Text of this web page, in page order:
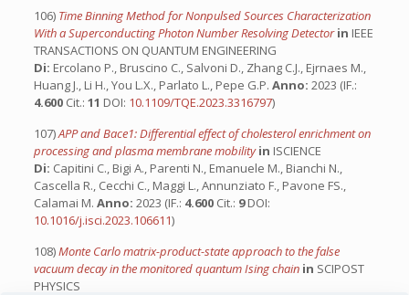
106) Time Binning Method for Nonpulsed Sources Characterization
With a Superconducting Photon Number Resolving Detectorin IEEE
TRANSACTIONS ON QUANTUM ENGINEERING
Di: Ercolano P., Bruscino C., Salvoni D., Zhang C.J., Ejrnaes M.,
Huang J., Li H., You L.X., Parlato L., Pepe G.P. Anno: 2023 (IF.:
4.600 Cit.: 11 DOI: 10.1109/TQE.2023.3316797)
107)APP and Bace1: Differential effect of cholesterol enrichment on
processing and plasma membrane mobilityin ISCIENCE
Di: Capitini C., Bigi A., Parenti N., Emanuele M., Bianchi N.,
Cascella R., Cecchi C., Maggi L., Annunziato F., Pavone FS.,
Calamai M. Anno: 2023 (IF.: 4.600 Cit.: 9DOI:
10.1016/j.isci.2023.106611)
108)Monte Carlo matrix-product-state approach to the false
vacuum decay in the monitored quantum Ising chain in SCIPOST
PHYSICS